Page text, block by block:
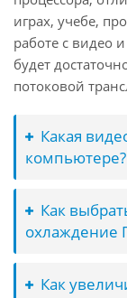
играх, учебе,
работе с видео
будет
потоковой
Какая
компьютере?
Как
охлаждение
Как